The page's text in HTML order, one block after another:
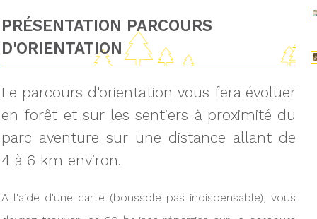
PRÉSENTATION PARCOURS
D'ORIENTATION
Le parcours d'orientation vous fera évoluer
en forêt et sur les sentiers à proximité du
parc aventure sur une distance allant de
4 à 6 km environ.
A l'aide d'une carte (boussole pas indispensable), vous